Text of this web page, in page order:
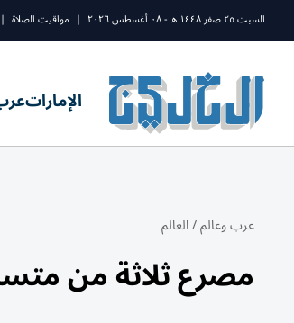
السبت ٢٥ صفر ١٤٤٨ ه - ٠٨ أغسطس ٢٠٢٦ | مواقيت الصلاة |
الإمارات
عرب وعالم/العالم
مصرع ثلاثة من